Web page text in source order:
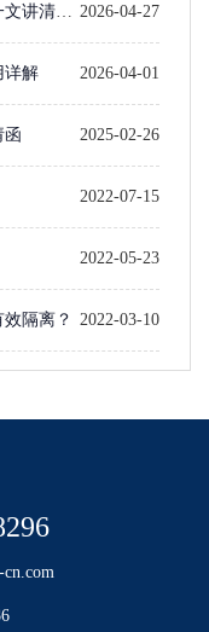
讲清楚 2026-04-27
详解 2026-04-01
函 2025-02-26
2022-07-15
2022-05-23
隔离？ 2022-03-10
cn.com